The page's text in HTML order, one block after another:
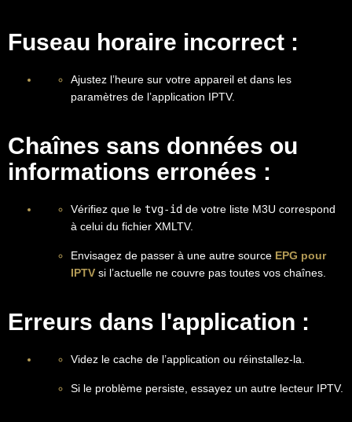
Fuseau horaire incorrect :
Ajustez l’heure sur votre appareil et dans les
paramètres de l’application IPTV.
Chaînes sans données ou
informations erronées :
Vérifiez que le tvg-id de votre liste M3U correspond
à celui du fichier XMLTV.
Envisagez de passer à une autre source EPG pour
IPTV si l’actuelle ne couvre pas toutes vos chaînes.
Erreurs dans l'application :
Videz le cache de l’application ou réinstallez-la.
Si le problème persiste, essayez un autre lecteur IPTV.